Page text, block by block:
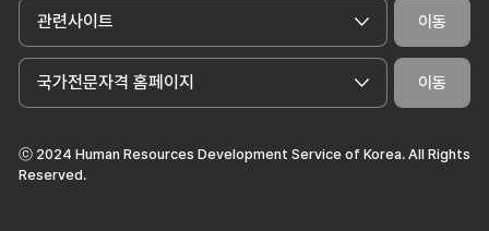
관련사이트 이동
국가전문자격 홈페이지 이동
ⓒ 2024 Human Resources Development Service of Korea. All Rights
Reserved.